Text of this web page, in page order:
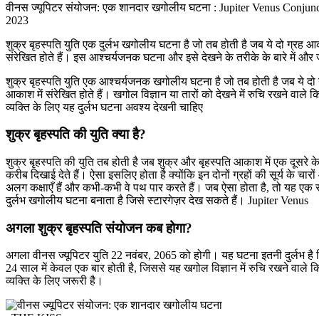
वीनस ज्यूपिटर संयोजन: एक शानदार खगोलीय घटना : Jupiter Venus
2023
शुक्र बृहस्पति युति एक दुर्लभ खगोलीय घटना है जो तब होती है जब ये दो ग्रह
संरेखित होते हैं। इस आश्चर्यजनक घटना और इसे देखने के तरीके के बारे में और
शुक्र बृहस्पति युति एक आश्चर्यजनक खगोलीय घटना है जो तब होती है जब ये दो
आकाश में संरेखित होते हैं। खगोल विज्ञान या तारों को देखने में रुचि रखने वाले
व्यक्ति के लिए यह दुर्लभ घटना अवश्य देखनी चाहिए
शुक्र बृहस्पति की युति क्या है?
शुक्र बृहस्पति की युति तब होती है जब शुक्र और बृहस्पति आकाश में एक दूसरे
करीब दिखाई देते हैं। ऐसा इसलिए होता है क्योंकि इन दोनों ग्रहों की सूर्य के
अलग कक्षाएँ हैं और कभी-कभी वे पथ पार करते हैं। जब ऐसा होता है, तो यह
दुर्लभ खगोलीय घटना बनाता है जिसे स्टारगेज़र देख सकते हैं। Jupiter Venus
अगला शुक्र बृहस्पति संयोजन कब होगा?
अगला वीनस ज्यूपिटर युति 22 नवंबर, 2065 को होगी। यह घटना इतनी दुर्लभ है
24 साल में केवल एक बार होती है, जिससे यह खगोल विज्ञान में रुचि रखने वाले
व्यक्ति के लिए जरूरी है।